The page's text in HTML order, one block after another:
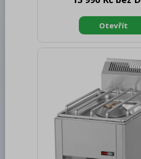
brutto [mm]: 650 Výška
spotřebiče: Plynové
typ zařízení: Stolní Výkon
8.000 Druh připojení plynu:
deska, AISI 430 opláštění
desky: AISI 304 Tloušťka
[mm]: 0.80 Počet